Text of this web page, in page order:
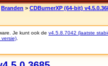
Branden > CDBurnerXP (64-bit)
Je kunt ook de v4.5.8.7042 (laatste